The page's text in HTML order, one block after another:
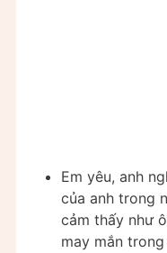
Em yêu, anh
của anh trong
cảm thấy như
may mắn